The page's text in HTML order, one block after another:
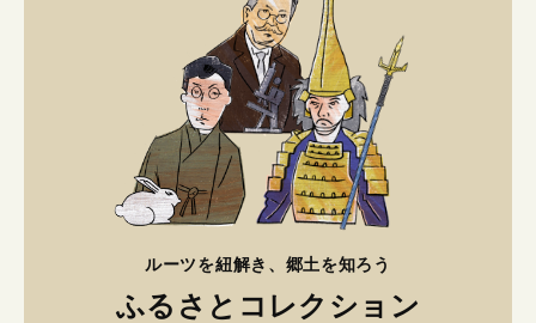
ルーツを紐解き、郷土を知ろう
ふるさとコレクション